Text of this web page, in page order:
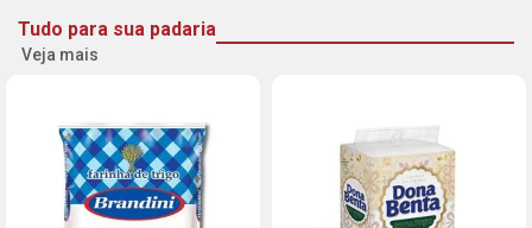
Tudo para sua padaria
Veja mais